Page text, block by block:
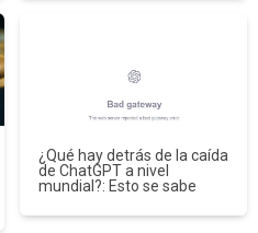
¿Qué hay detrás de la caída
de ChatGPT a nivel
mundial?: Esto se sabe